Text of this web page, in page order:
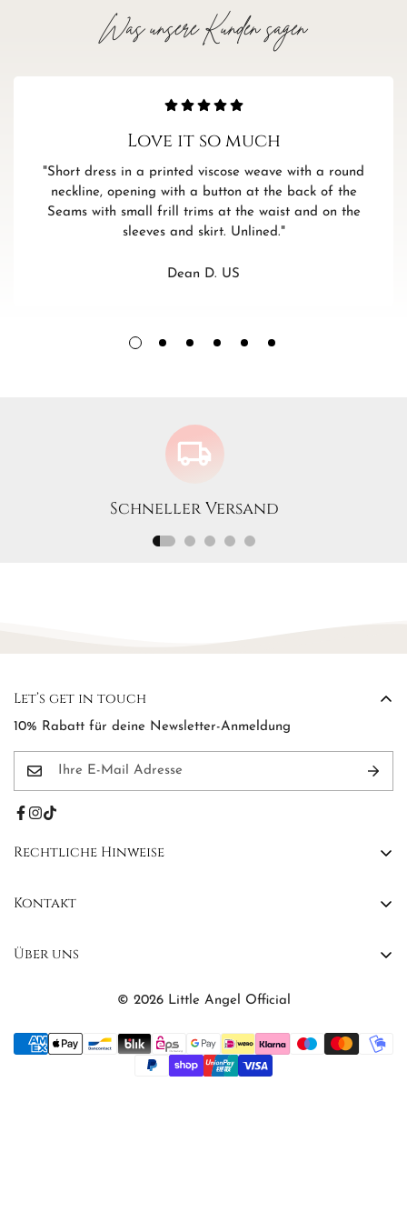
Bereiten Sie den Platz für den Aufnäher vor, der Stoff darf
darunter keine Überlappungen oder Kräuselungen haben.
Stecken Sie die Applikation mit Stecknadeln fest, damit sie
sich beim Nähen nicht verschiebt. Verwenden Sie Nähgarn.
Was unsere Kunden sagen
Love it so much
"Short dress in a printed viscose weave with a round
neckline, opening with a button at the back of the
Seams with small frill trims at the waist and on the
sleeves and skirt. Unlined."
Dean D. US
Schneller Versand
Let’s get in touch
10% Rabatt für deine Newsletter-Anmeldung
Rechtliche Hinweise
Impressum
Kontakt
Über uns
Profil
© 2026 Little Angel Official